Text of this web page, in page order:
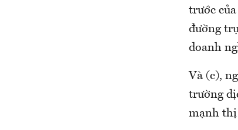
trước
đường
doanh
Và (c),
trường
mạnh thị